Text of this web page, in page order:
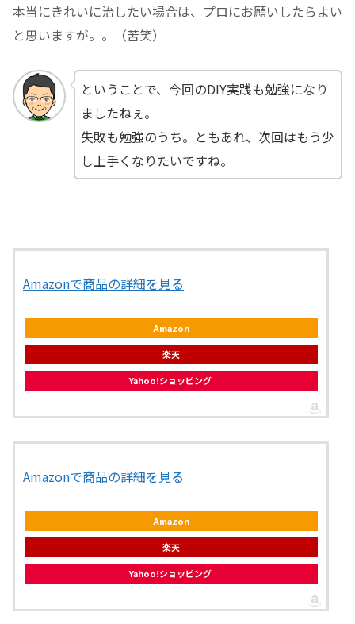
本当にきれいに治したい場合は、プロにお願いしたらよい
と思いますが。。（苦笑）
ということで、今回のDIY実践も勉強になり
ましたねぇ。
失敗も勉強のうち。ともあれ、次回はもう少
し上手くなりたいですね。
Amazonで商品の詳細を見る
Amazon
楽天
Yahoo!ショッピング
Amazonで商品の詳細を見る
Amazon
楽天
Yahoo!ショッピング